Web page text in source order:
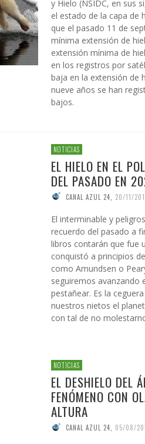
y Hielo (NSIDC, en sus
el estado de la capa de
que el pasado 11 de
mínima extensión de
extensión mínima de
en los registros por
baja en la extensión de
nueve años se han
bajos.
NOTICIAS
EL HIELO EN EL
DEL PASADO EN
CANAL AZUL 24 20/11/
El interminable y
recuerdo del pasado a
libros contarán que fue
conquistó a principios
como Amundsen o
seguiremos avanzando
pestañear. Es la
nuestros nietos el
con tal de no
NOTICIAS
EL DESHIELO DEL
FENÓMENO CON
ALTURA
CANAL AZUL 24, 05/08/